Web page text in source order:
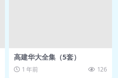
高建华大全集（5套）
1 年前 126